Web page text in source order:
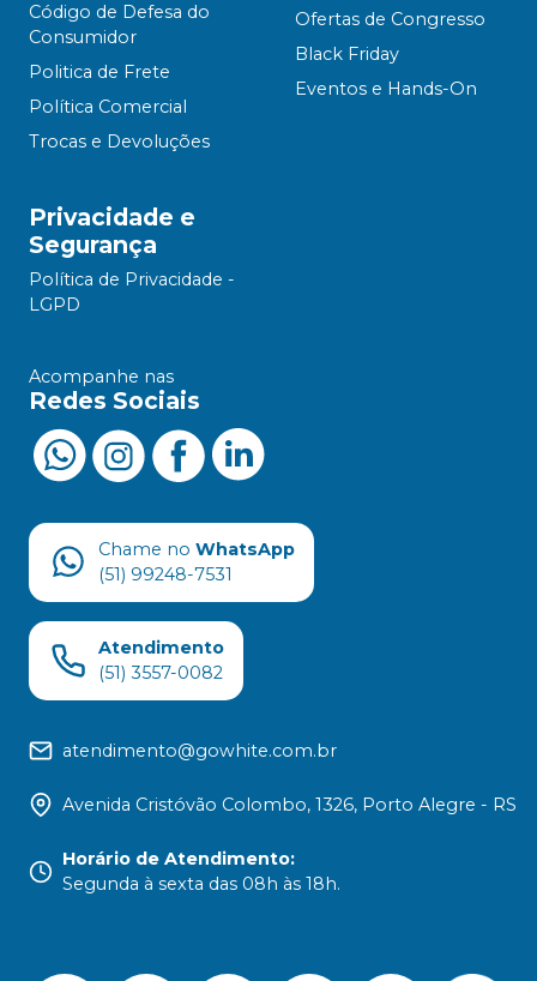
Código de Defesa do
Consumidor
Politica de Frete
Política Comercial
Trocas e Devoluções
Ofertas de Congresso
Black Friday
Eventos e Hands-On
Privacidade e
Segurança
Política de Privacidade -
LGPD
Acompanhe nas
Redes Sociais
Chame no WhatsApp
(51) 99248-7531
Atendimento
(51) 3557-0082
atendimento@gowhite.com.br
Avenida Cristóvão Colombo, 1326, Porto Alegre - RS
Horário de Atendimento:
Segunda à sexta das 08h às 18h.